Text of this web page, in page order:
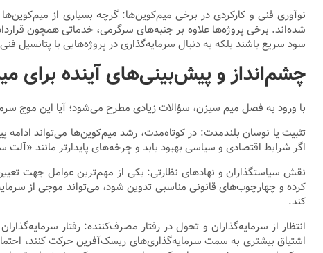
نوآوری فنی و کارکردی در برخی میم‌کوین‌ها: گرچه بسیاری از
سود سریع باشند بلکه به دنبال سرمایه‌گذاری در پروژه‌هایی با پتانسیل فنی
چشم‌انداز و پیش‌بینی‌های آینده برای
با ورود به فصل میم سیزن، سؤالات زیادی مطرح می‌شود؛ آیا این موج
تثبیت یا نوسان بلندمدت: در کوتاه‌مدت، رشد میم‌کوین‌ها می‌تواند ادامه
اگر شرایط اقتصادی و سیاسی بهبود یابد و چرخه‌های پایدارتر مانند
نقش سیاستگذاران و نهادهای نظارتی: یکی از مهم‌ترین عوامل جهت
کرده و چهارچوب‌های قانونی مناسبی تدوین شود، می‌تواند موجی از
کند.
انتظار از سرمایه‌گذاران و تحول در رفتار مصرف‌کننده: رفتار
اشتیاق بیشتری به سمت سرمایه‌گذاری‌های ریسک‌آفرین حرکت کنند،